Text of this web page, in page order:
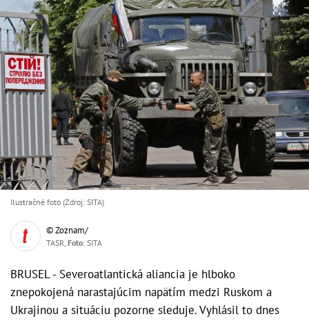
Ilustračné foto (Zdroj: SITA)
© Zoznam/
TASR, Foto: SITA
BRUSEL - Severoatlantická aliancia je hlboko
znepokojená narastajúcim napätím medzi Ruskom a
Ukrajinou a situáciu pozorne sleduje. Vyhlásil to dnes